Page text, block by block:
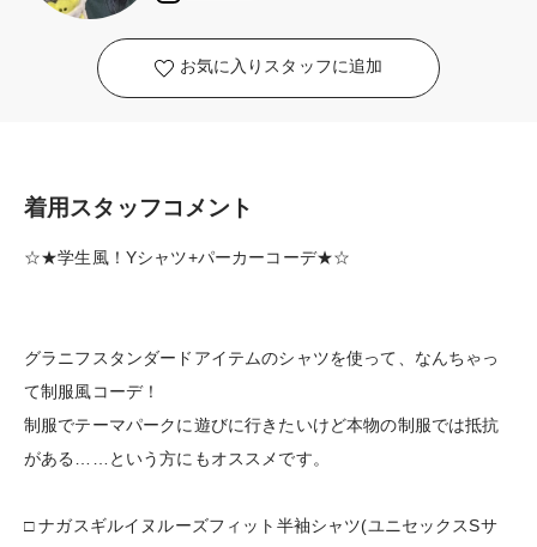
お気に入りスタッフに追加
着用スタッフコメント
☆★学生風！Yシャツ+パーカーコーデ★☆
グラニフスタンダードアイテムのシャツを使って、なんちゃっ
て制服風コーデ！
制服でテーマパークに遊びに行きたいけど本物の制服では抵抗
がある……という方にもオススメです。
□ ナガスギルイヌルーズフィット半袖シャツ(ユニセックスSサ